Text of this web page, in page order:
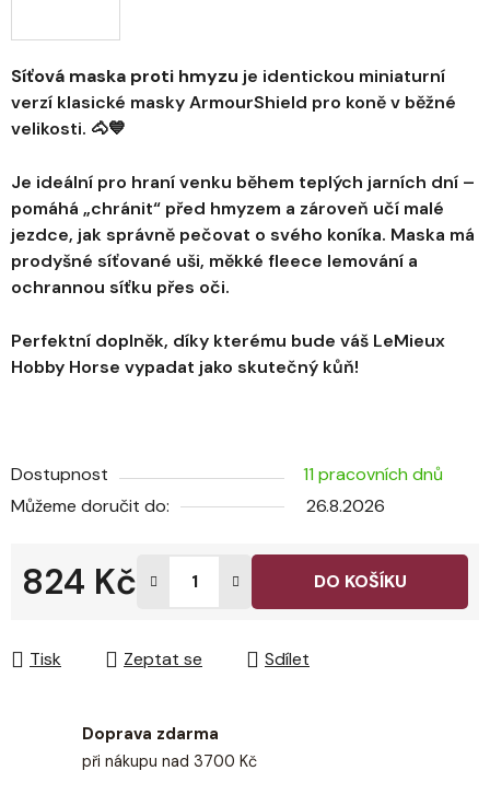
Síťová maska proti hmyzu je identickou miniaturní
verzí klasické masky ArmourShield pro koně v běžné
velikosti. 🐴💙
Je ideální pro hraní venku během teplých jarních dní –
pomáhá „chránit“ před hmyzem a zároveň učí malé
jezdce, jak správně pečovat o svého koníka. Maska má
prodyšné síťované uši, měkké fleece lemování a
ochrannou síťku přes oči.
Perfektní doplněk, díky kterému bude váš LeMieux
Hobby Horse vypadat jako skutečný kůň!
Dostupnost
11 pracovních dnů
Můžeme doručit do:
26.8.2026
824 Kč DO KOŠÍKU
Tisk Zeptat se Sdílet
Doprava zdarma
při nákupu nad 3700 Kč